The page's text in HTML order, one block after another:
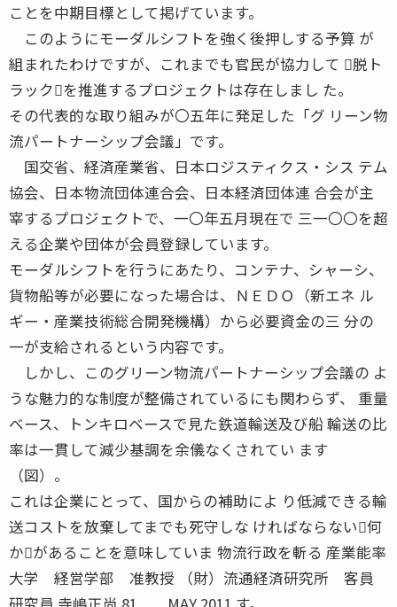
ことを中期目標として掲げています。
このようにモーダルシフトを強く後押しする予算 が
組まれたわけですが、これまでも官民が協力して 脱ト
ラックを推進するプロジェクトは存在しまし た。
その代表的な取り組みが〇五年に発足した「グ リーン物
流パートナーシップ会議」です。
国交省、経済産業省、日本ロジスティクス・シス テム
協会、日本物流団体連合会、日本経済団体連 合会が主
宰するプロジェクトで、一〇年五月現在で 三一〇〇を超
える企業や団体が会員登録しています。
モーダルシフトを行うにあたり、コンテナ、シャーシ、
貨物船等が必要になった場合は、ＮＥＤＯ（新エネ ル
ギー・産業技術総合開発機構）から必要資金の三 分の
一が支給されるという内容です。
しかし、このグリーン物流パートナーシップ会議の よ
うな魅力的な制度が整備されているにも関わらず、 重量
ベース、トンキロベースで見た鉄道輸送及び船 輸送の比
率は一貫して減少基調を余儀なくされてい ます
（図）。
これは企業にとって、国からの補助によ り低減できる輸
送コストを放棄してまでも死守しな ければならない何
かがあることを意味していま 物流行政を斬る 産業能率
大学 経営学部 准教授 （財）流通経済研究所 客員